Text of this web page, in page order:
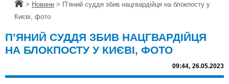
Головна
> Новини > П’яний суддя збив нацгвардійця на блокпосту у
Києві, фото
П’ЯНИЙ СУДДЯ ЗБИВ НАЦГВАРДІЙЦЯ
НА БЛОКПОСТУ У КИЄВІ, ФОТО
09:44, 26.05.2023